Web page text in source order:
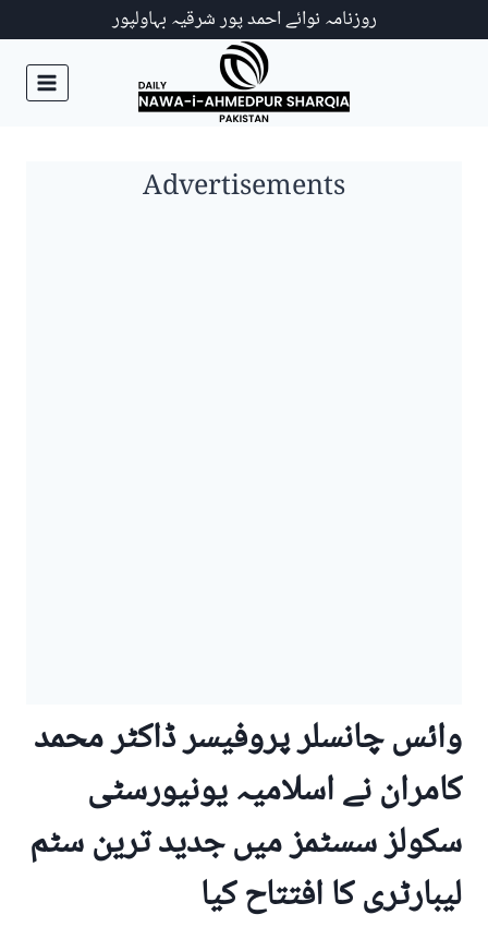
روزنامہ نوائے احمد پور شرقیہ بہاولپور
Advertisements
وائس چانسلر پروفیسر ڈاکٹر محمد
کامران نے اسلامیہ یونیورسٹی
سکولز سسٹمز میں جدید ترین سٹم
لیبارٹری کا افتتاح کیا